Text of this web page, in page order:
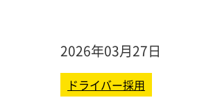
2026年03月27日
ドライバー採用